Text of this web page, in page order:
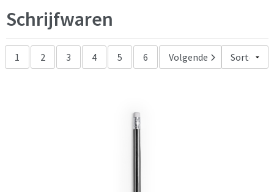
wit(665)
zilver(209)
zwart (789)
Schrijfwaren
1 2 3 4 5 6 Volgende